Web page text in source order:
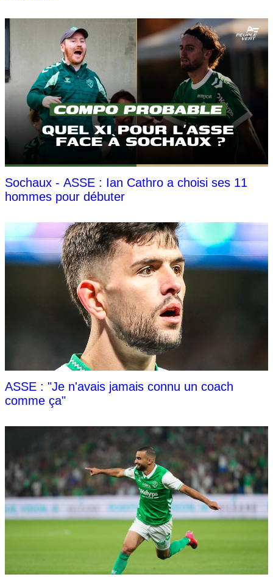
Sochaux - ASSE : Ian Cathro a choisi ses 11
hommes pour débuter
ASSE : "Je n'avais jamais connu un coach
comme ça"